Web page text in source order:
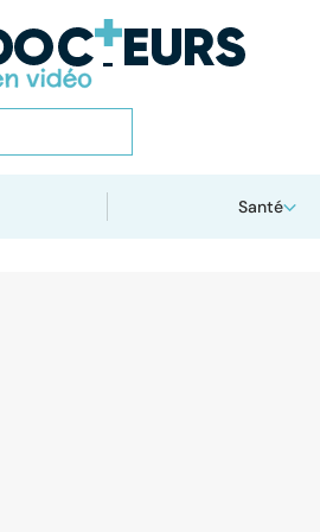
Santé